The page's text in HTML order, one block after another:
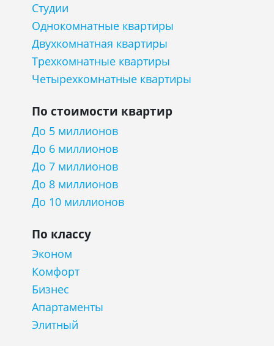
Студии
Однокомнатные квартиры
Двухкомнатная квартиры
Трехкомнатные квартиры
Четырехкомнатные квартиры
По стоимости квартир
До 5 миллионов
До 6 миллионов
До 7 миллионов
До 8 миллионов
До 10 миллионов
По классу
Эконом
Комфорт
Бизнес
Апартаменты
Элитный